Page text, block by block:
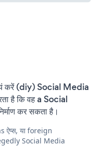
करें (diy) Social Media
है कि वह a Social
कर सकता है।
ऐप्स, या foreign
Social Media